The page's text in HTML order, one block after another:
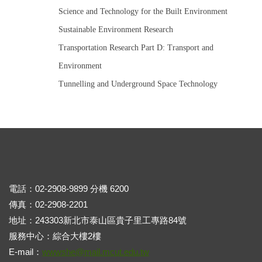
Science and Technology for the Built Environment
Sustainable Environment Research
Transportation Research Part D: Transport and
Environment
Tunnelling and Underground Space Technology
電話：02-2908-9899 分機 6200
傳真：02-2908-2201
地址：243303新北市泰山區貴子里工專路84號
服務中心：綜合大樓2樓
E-mail： wwwshe@mail.mcut.edu.tw